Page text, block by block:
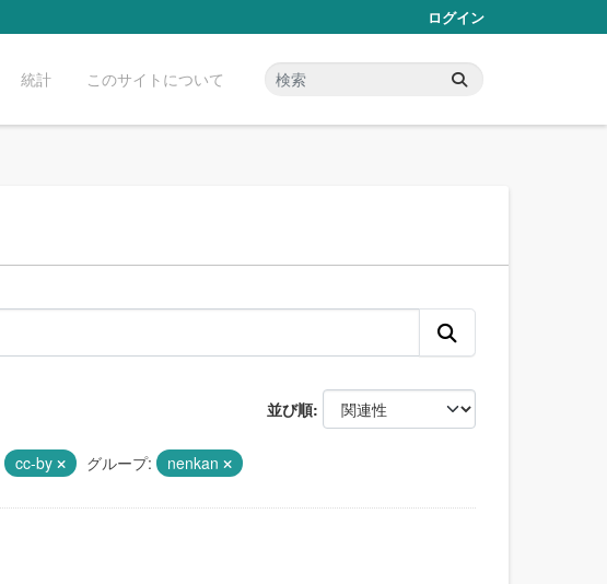
ログイン
統計 このサイトについて
並び順
cc-by グループ: nenkan